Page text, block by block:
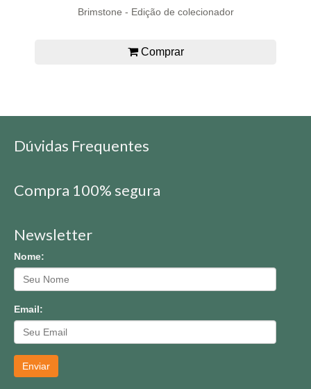
Brimstone - Edição de colecionador
Comprar
Dúvidas Frequentes
Compra 100% segura
Newsletter
Nome:
Email:
Enviar